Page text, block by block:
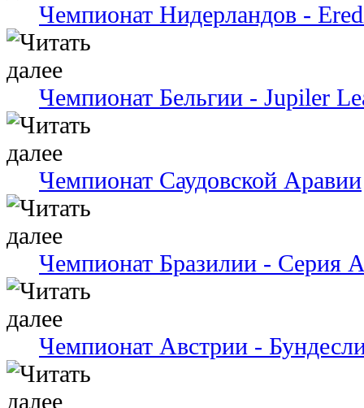
Чемпионат Нидерландов -
Чемпионат Бельгии - Jupiler
Чемпионат Саудовской Аравии
Чемпионат Бразилии - Серия
Чемпионат Австрии -